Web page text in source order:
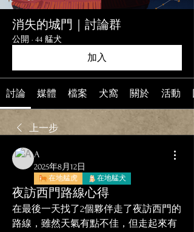
消失的城門｜討論群
公開 · 44 艋犬
加入
討論 媒體 檔案 犬窩 關於 活動
上一步
A
2025年8月12日
在地艋虎 在地艋犬
夜訪西門路線心得
在最後一天找了2個夥伴走了夜訪西門的
路線，雖然天氣有點不佳，但走起來有